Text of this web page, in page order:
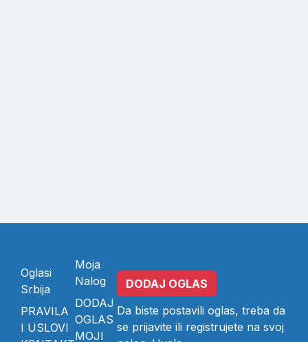
Oglasi
Srbija
PRAVILA
I USLOVI
Moja
Nalog
DODAJ
OGLAS
MOJI
DODAJ OGLAS
Da biste postavili oglas, treba da
se prijavite ili registrujete na svoj